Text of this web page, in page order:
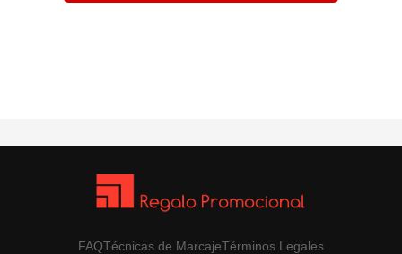
FAQTécnicas de MarcajeTérminos Legales